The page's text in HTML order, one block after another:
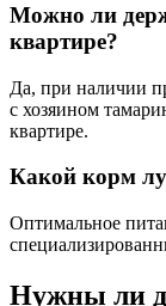
Можно ли
квартире?
Да, при наличии
с хозяином
квартире.
Какой корм
Оптимальное
Нужны ли